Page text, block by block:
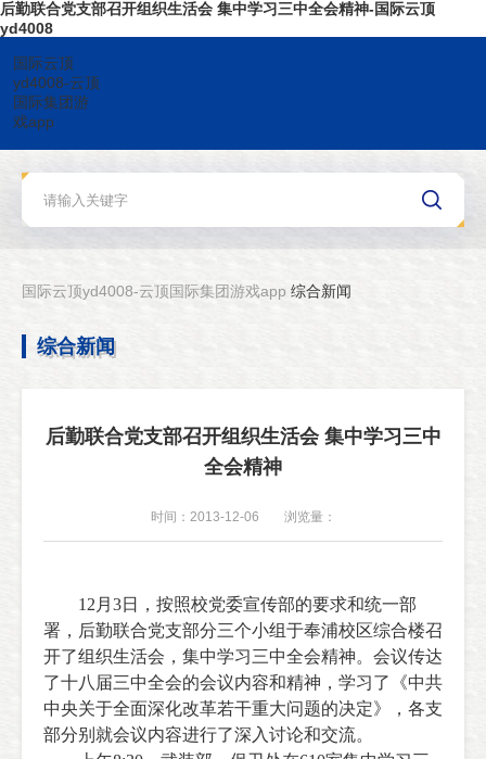
后勤联合党支部召开组织生活会 集中学习三中全会精神-国际云顶
yd4008
国际云顶
yd4008-云顶
国际集团游
戏app
国际云顶yd4008-云顶国际集团游戏app 综合新闻
综合新闻
后勤联合党支部召开组织生活会 集中学习三中
全会精神
时间：2013-12-06 浏览量：
12 月 3日
，按照校党委宣传部的要求和统一部
署，后勤联合党支部分三个小组于奉浦校区综合楼召
开了组织生活会，集中学习三中全会精神。会议传达
了十八届三中全会的会议内容和精神，学习了《中共
中央关于全面深化改革若干重大问题的决定》，各支
部分别就会议内容进行了深入讨论和交流。